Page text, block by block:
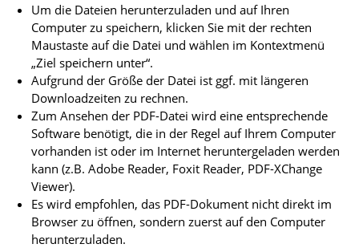
Um die Dateien herunterzuladen und auf Ihren
Computer zu speichern, klicken Sie mit der rechten
Maustaste auf die Datei und wählen im Kontextmenü
„Ziel speichern unter“.
Aufgrund der Größe der Datei ist ggf. mit längeren
Downloadzeiten zu rechnen.
Zum Ansehen der PDF-Datei wird eine entsprechende
Software benötigt, die in der Regel auf Ihrem Computer
vorhanden ist oder im Internet heruntergeladen werden
kann (z.B. Adobe Reader, Foxit Reader, PDF-XChange
Viewer).
Es wird empfohlen, das PDF-Dokument nicht direkt im
Browser zu öffnen, sondern zuerst auf den Computer
herunterzuladen.